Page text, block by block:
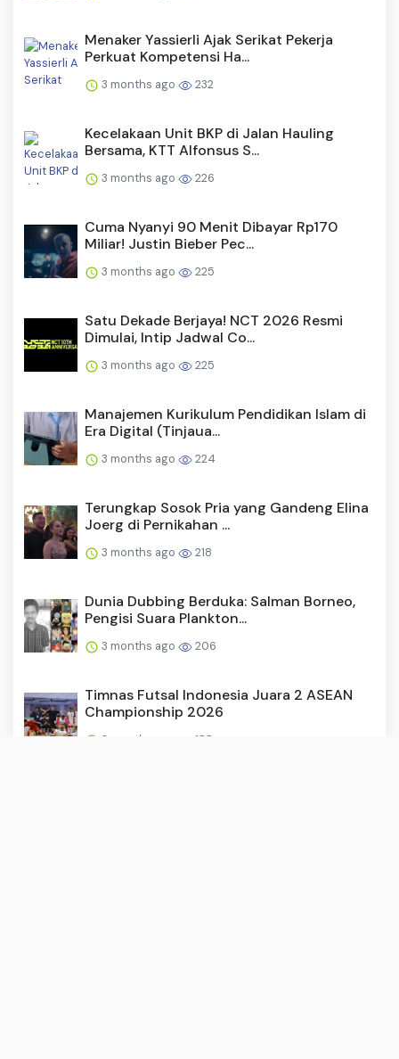
Menaker Yassierli Ajak Serikat Pekerja
Perkuat Kompetensi Ha...
3 months ago 232
Kecelakaan Unit BKP di Jalan Hauling
Bersama, KTT Alfonsus S...
3 months ago 226
Cuma Nyanyi 90 Menit Dibayar Rp170
Miliar! Justin Bieber Pec...
3 months ago 225
Satu Dekade Berjaya! NCT 2026 Resmi
Dimulai, Intip Jadwal Co...
3 months ago 225
Manajemen Kurikulum Pendidikan Islam di
Era Digital (Tinjaua...
3 months ago 224
Terungkap Sosok Pria yang Gandeng Elina
Joerg di Pernikahan ...
3 months ago 218
Dunia Dubbing Berduka: Salman Borneo,
Pengisi Suara Plankton...
3 months ago 206
Timnas Futsal Indonesia Juara 2 ASEAN
Championship 2026
3 months ago 188